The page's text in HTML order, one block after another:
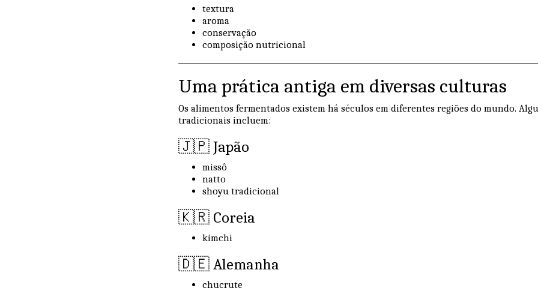
textura
aroma
conservação
composição nutricional
Uma prática antiga em diversas culturas
Os alimentos fermentados existem há séculos em diferentes regiões do mundo.
tradicionais incluem:
🇯🇵 Japão
missô
natto
shoyu tradicional
🇰🇷 Coreia
kimchi
🇩🇪 Alemanha
chucrute